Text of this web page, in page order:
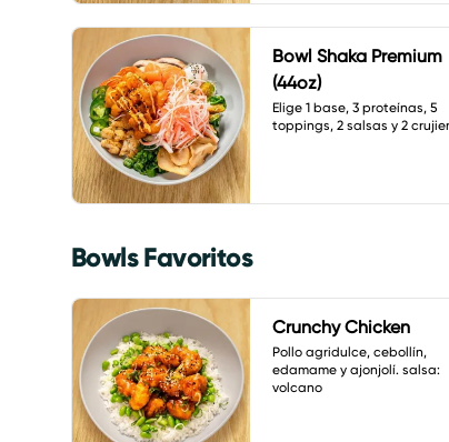
Bowl Shaka Premium
(44oz)
Elige 1 base, 3 proteínas, 5
toppings, 2 salsas y 2
Bowls Favoritos
Crunchy Chicken
Pollo agridulce, cebollín,
edamame y ajonjolí. salsa:
volcano